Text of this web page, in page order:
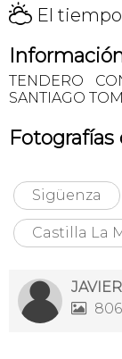
H El tiempo
TENDERO
SANTIAGO
Fotografías
Sigüenza
Castilla La
